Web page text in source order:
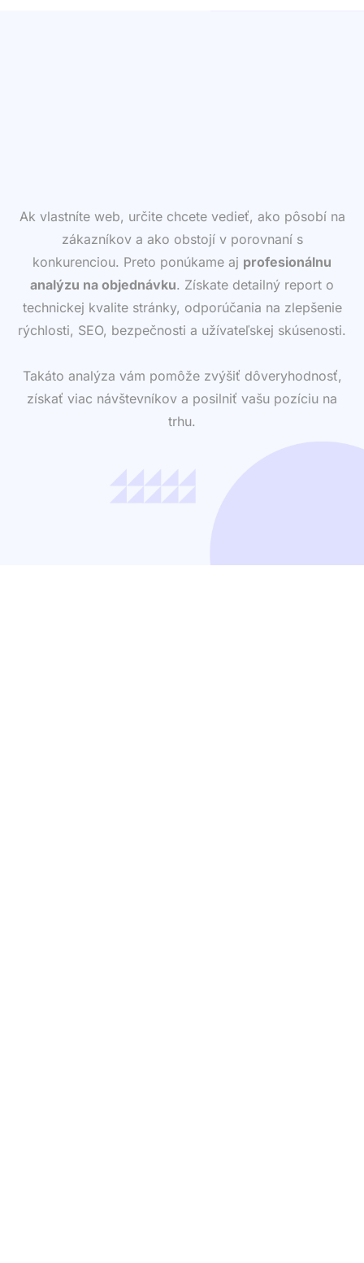
Ak vlastníte web, určite chcete vedieť, ako pôsobí na
zákazníkov a ako obstojí v porovnaní s
konkurenciou. Preto ponúkame aj profesionálnu
analýzu na objednávku. Získate detailný report o
technickej kvalite stránky, odporúčania na zlepšenie
rýchlosti, SEO, bezpečnosti a užívateľskej skúsenosti.
Takáto analýza vám pomôže zvýšiť dôveryhodnosť,
získať viac návštevníkov a posilniť vašu pozíciu na
trhu.